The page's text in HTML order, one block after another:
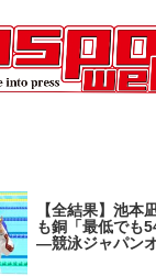
【全結果】池本
も銅「最低でも
―競泳ジャパン